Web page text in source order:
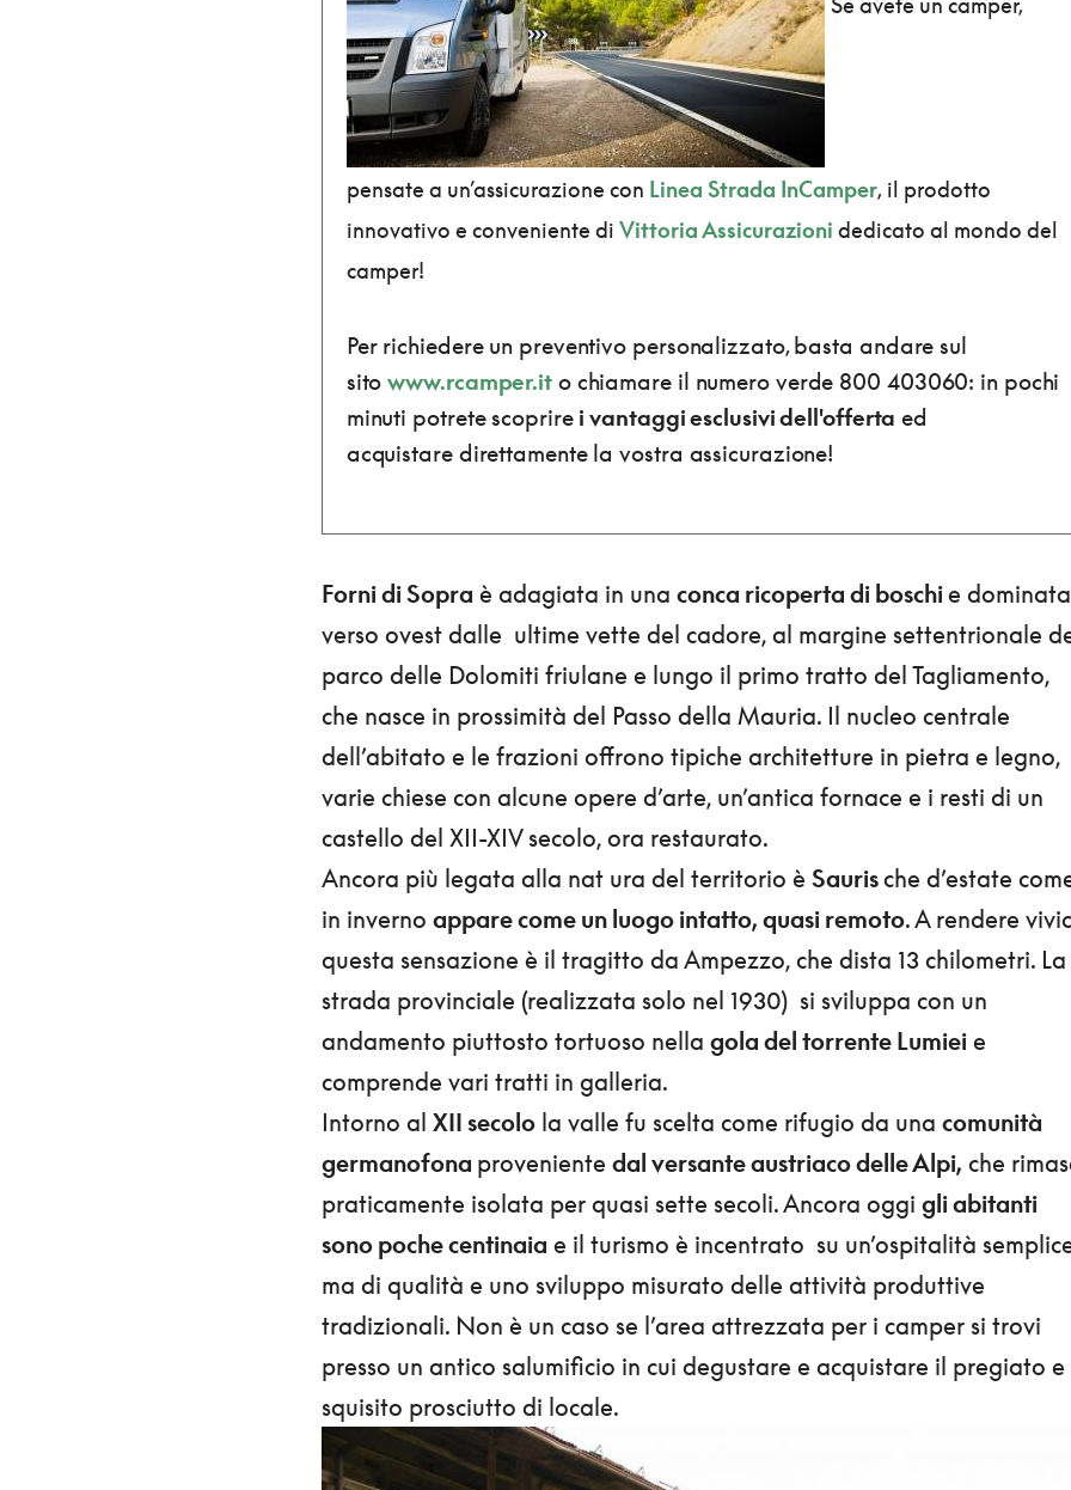
pensate a un’assicurazione con Linea Strada InCamper, il prodotto
innovativo e conveniente di Vittoria Assicurazioni dedicato al mondo del
camper!
Per richiedere un preventivo personalizzato, basta andare sul
sitowww.rcamper.ito chiamare il numero verde 800 403060: in pochi
minuti potrete scoprire i vantaggi esclusivi dell'offerta ed
acquistare direttamente la vostra assicurazione!
Forni di Sopra è adagiata in una conca ricoperta di boschie dominata
verso ovest dalle ultime vette del cadore, al margine settentrionale
parco delle Dolomiti friulane e lungo il primo tratto del Tagliamento,
che nasce in prossimità del Passo della Mauria. Il nucleo centrale
dell’abitato e le frazioni offrono tipiche architetture in pietra e legno,
varie chiese con alcune opere d’arte, un’antica fornace e i resti di un
castello del XII-XIV secolo, ora restaurato.
Ancora più legata alla nat ura del territorio è Saurische d’estate
in inverno appare come un luogo intatto, quasi remoto. A rendere
questa sensazione è il tragitto da Ampezzo, che dista 13 chilometri. La
strada provinciale (realizzata solo nel 1930) si sviluppa con un
andamento piuttosto tortuoso nella gola del torrente Lumieie
comprende vari tratti in galleria.
Intorno al XII secolola valle fu scelta come rifugio da una comunità
germanofona proveniente dal versante austriaco delle Alpi, che
praticamente isolata per quasi sette secoli. Ancora oggi gli abitanti
sono poche centinaia e il turismo è incentrato su un’ospitalità
ma di qualità e uno sviluppo misurato delle attività produttive
tradizionali. Non è un caso se l’area attrezzata per i camper si trovi
presso un antico salumificio in cui degustare e acquistare il pregiato e
squisito prosciutto di locale.